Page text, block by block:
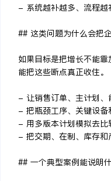
- 系统越补越多、流程越
## 这类问题为什么会把
如果目标是把增长不能
能把这些断点真正收住。
- 让销售订单、主计划、
- 把瓶颈工序、关键设备
- 用多版本计划模拟去比
- 把交期、在制、库存和
## 一个典型案例能说明